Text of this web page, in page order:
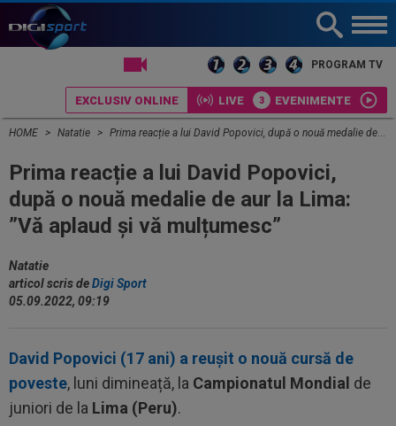
PROGRAM TV
EXCLUSIV ONLINE LIVE EVENIMENTE
HOME Natatie Prima reacție a lui David Popovici, după o nouă medalie de aur la Lima: ”Vă aplaud și vă mulțumesc”
Prima reacție a lui David Popovici,
după o nouă medalie de aur la Lima:
”Vă aplaud și vă mulțumesc”
Natatie
articol scris deDigi Sport
05.09.2022, 09:19
David Popovici (17 ani) a reușit o nouă cursă de
poveste, luni dimineață, la Campionatul Mondial de
juniori de la Lima (Peru).